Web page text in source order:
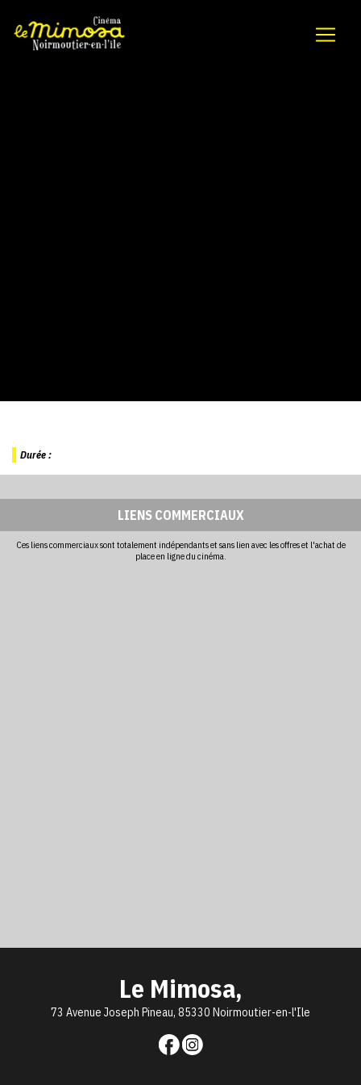
Durée :
LIENS COMMERCIAUX
Ces liens commerciaux sont totalement indépendants et sans lien avec les offres et l'achat de
place en ligne du cinéma.
Le Mimosa,
73 Avenue Joseph Pineau, 85330 Noirmoutier-en-l'Ile